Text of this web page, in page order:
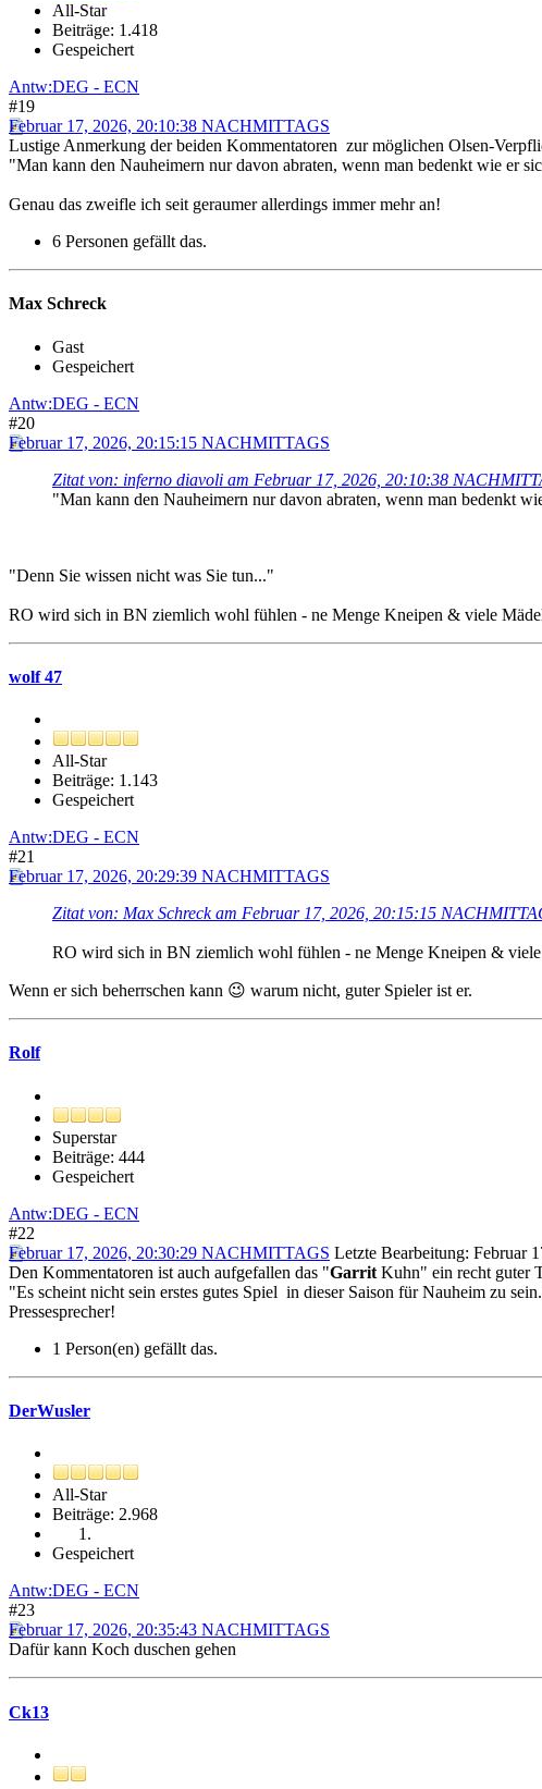
All-Star
Beiträge: 1.418
Gespeichert
Antw:DEG - ECN
#19
Februar 17, 2026, 20:10:38 NACHMITTAGS
Lustige Anmerkung der beiden Kommentatoren zur möglichen Olsen-
"Man kann den Nauheimern nur davon abraten, wenn man bedenkt wie er
Genau das zweifle ich seit geraumer allerdings immer mehr an!
6 Personen gefällt das.
Max Schreck
Gast
Gespeichert
Antw:DEG - ECN
#20
Februar 17, 2026, 20:15:15 NACHMITTAGS
Zitat von: inferno diavoli am Februar 17, 2026, 20:10:38
"Man kann den Nauheimern nur davon abraten, wenn man bedenkt
"Denn Sie wissen nicht was Sie tun..."
RO wird sich in BN ziemlich wohl fühlen - ne Menge Kneipen & viele
wolf 47
All-Star
Beiträge: 1.143
Gespeichert
Antw:DEG - ECN
#21
Februar 17, 2026, 20:29:39 NACHMITTAGS
Zitat von: Max Schreck am Februar 17, 2026, 20:15:15
RO wird sich in BN ziemlich wohl fühlen - ne Menge Kneipen &
Wenn er sich beherrschen kann 😉 warum nicht, guter Spieler ist er.
Rolf
Superstar
Beiträge: 444
Gespeichert
Antw:DEG - ECN
#22
Februar 17, 2026, 20:30:29 NACHMITTAGS Letzte Bearbeitung: Februar
Den Kommentatoren ist auch aufgefallen das "Garrit Kuhn" ein recht guter
"Es scheint nicht sein erstes gutes Spiel in dieser Saison für Nauheim zu
Pressesprecher!
1 Person(en) gefällt das.
DerWusler
All-Star
Beiträge: 2.968
Gespeichert
Antw:DEG - ECN
#23
Februar 17, 2026, 20:35:43 NACHMITTAGS
Dafür kann Koch duschen gehen
Ck13